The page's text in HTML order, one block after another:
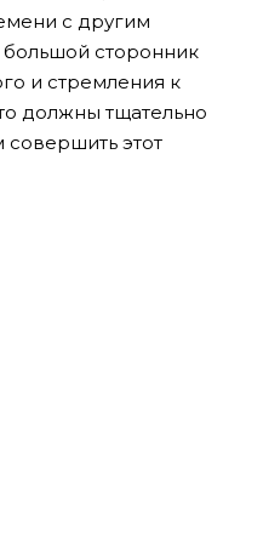
с другим
сторонник
и стремления к
должны тщательно
этот